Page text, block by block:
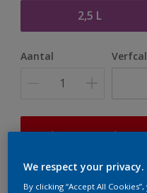
2,5 L
Aantal
Op dit moment is het
er hard aan om de
We respect your privacy.
By clicking “Accept All